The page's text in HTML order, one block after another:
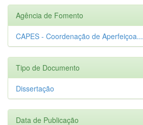
Agência de Fomento
CAPES - Coordenação de Aperfeiçoa...
Tipo de Documento
Dissertação
Data de Publicação